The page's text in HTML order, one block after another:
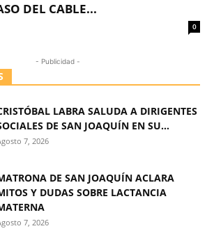
DEL CABLE...
0
- Publicidad -
LABRA SALUDA A DIRIGENTES
DE SAN JOAQUÍN EN SU...
7, 2026
DE SAN JOAQUÍN ACLARA
Y DUDAS SOBRE LACTANCIA
7, 2026